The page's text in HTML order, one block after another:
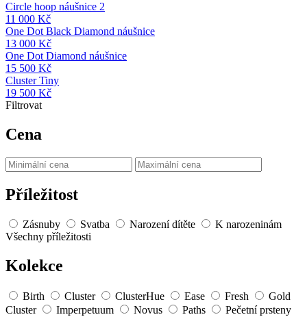
Circle hoop náušnice 2
11 000 Kč
One Dot Black Diamond náušnice
13 000 Kč
One Dot Diamond náušnice
15 500 Kč
Cluster Tiny
19 500 Kč
Filtrovat
Cena
Příležitost
Zásnuby Svatba Narození dítěte
K narozeninám
Všechny příležitosti
Kolekce
Birth Cluster ClusterHue Ease Fresh
Gold
Cluster
Imperpetuum Novus Paths
Pečetní prsteny